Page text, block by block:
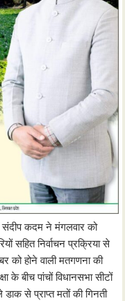
संदीप कदम ने मंगलवार को
सहित निर्वाचन प्रक्रिया से
होने वाली मतगणना की
के बीच पांचों विधानसभा सीटों
से प्राप्त मतों की गिनती